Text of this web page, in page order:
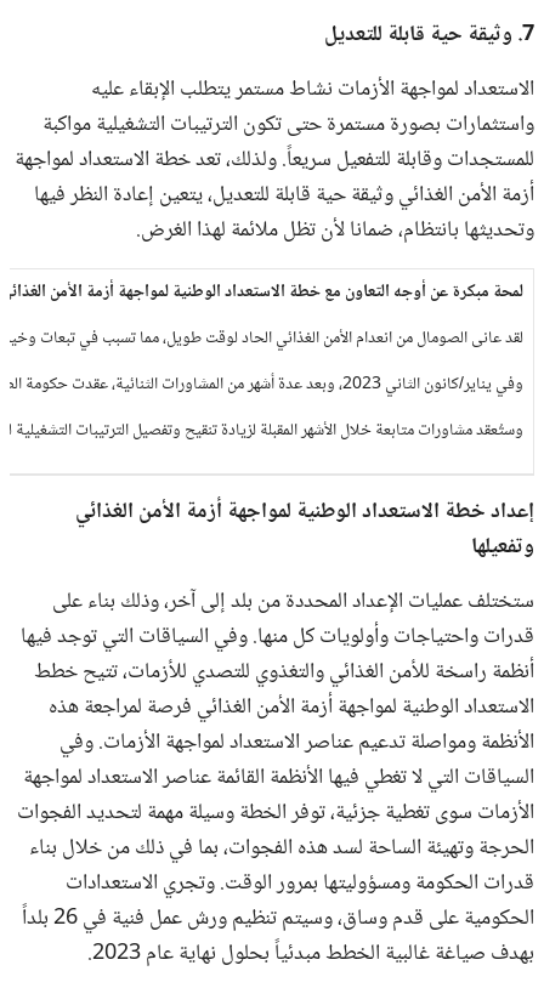
7. وثيقة حية قابلة للتعديل
الاستعداد لمواجهة الأزمات نشاط مستمر يتطلب الإبقاء عليه
واستثمارات بصورة مستمرة حتى تكون الترتيبات التشغيلية مواكبة
للمستجدات وقابلة للتفعيل سريعاً. ‫ولذلك، تعد خطة الاستعداد لمواجهة
أزمة الأمن الغذائي وثيقة حية قابلة للتعديل، يتعين إعادة النظر فيها
وتحديثها بانتظام، ضمانا لأن تظل ملائمة لهذا الغرض.
لمحة مبكرة عن أوجه التعاون مع خطة الاستعداد الوطنية لمواجهة أزمة الأمن
لقد عانى الصومال من انعدام الأمن الغذائي الحاد لوقت طويل، مما تسبب في تبعات وخيمة. وحتى ديسمبر/كانون الأول 2022،
وفي يناير/كانون الثاني 2023، وبعد عدة أشهر من المشاورات الثنائية، عقدت حكومة الصومال الاتحادية حلقة عمل للمشاورات الفنية لاستعراض مسودة عمل الخطة، والمساعدة في تنقيح ترتيباتها المقترحة، وبناء توافق في الآراء بشأن الخطوات التالية والجدول الزمني لتفعيلها.
وستُعقد مشاورات متابعة خلال الأشهر المقبلة لزيادة تنقيح وتفصيل الترتيبات التشغيلية للخطة. ومن المتوقع الانتهاء من الخطة في سبتمبر/أيلول 2023، بعد أن أقرتها رسمياً
إعداد خطة الاستعداد الوطنية لمواجهة أزمة الأمن الغذائي
وتفعيلها
ستختلف عمليات الإعداد المحددة من بلد إلى آخر، وذلك بناء على
قدرات واحتياجات وأولويات كل منها. وفي السياقات التي توجد فيها
أنظمة راسخة للأمن الغذائي والتغذوي للتصدي للأزمات، تتيح خطط
الاستعداد الوطنية لمواجهة أزمة الأمن الغذائي فرصة لمراجعة هذه
الأنظمة ومواصلة تدعيم عناصر الاستعداد لمواجهة الأزمات. وفي
السياقات التي لا تغطي فيها الأنظمة القائمة عناصر الاستعداد لمواجهة
الأزمات سوى تغطية جزئية، توفر الخطة وسيلة مهمة لتحديد الفجوات
الحرجة وتهيئة الساحة لسد هذه الفجوات، بما في ذلك من خلال بناء
قدرات الحكومة ومسؤوليتها بمرور الوقت. وتجري الاستعدادات
الحكومية على قدم وساق، وسيتم تنظيم ورش عمل فنية في 26 بلداً
بهدف صياغة غالبية الخطط مبدئياً بحلول نهاية عام 2023.